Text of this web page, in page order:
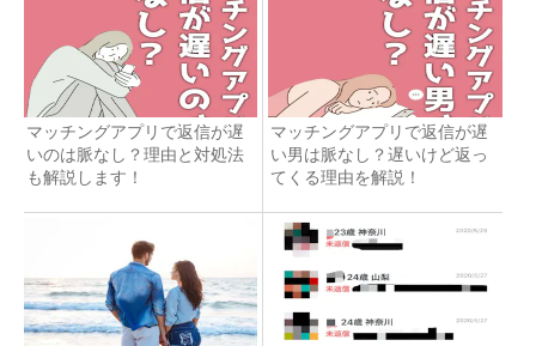
マッチングアプリで返信が遅
いのは脈なし？理由と対処法
も解説します！
マッチングアプリで返信が遅
い男は脈なし？遅いけど返っ
てくる理由を解説！